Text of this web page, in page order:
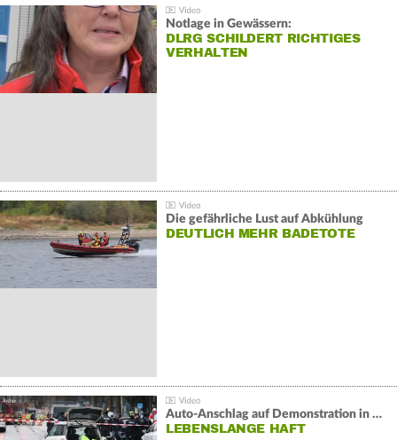
Notlage in Gewässern:
DLRG SCHILDERT RICHTIGES
VERHALTEN
Die gefährliche Lust auf Abkühlung
DEUTLICH MEHR BADETOTE
Auto-Anschlag auf Demonstration in München:
LEBENSLANGE HAFT